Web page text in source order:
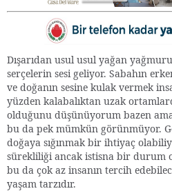
Dışarıdan usul usul yağan
serçelerin sesi geliyor. Sabahın
ve doğanın sesine kulak vermek
yüzden kalabalıktan uzak
olduğunu düşünüyorum bazen ama
bu da pek mümkün görünmüyor.
doğaya sığınmak bir ihtiyaç
sürekliliği ancak istisna bir durum
bu da çok az insanın tercih
yaşam tarzıdır.